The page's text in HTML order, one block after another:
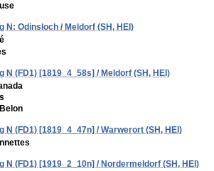
N: Odinsloch / Meldorf (SH, HEI)
N (FD1) [1819_4_58s] / Meldorf (SH, HEI)
N (FD1) [1819_4_47n] / Warwerort (SH, HEI)
N (FD1) [1919_2_10n] / Nordermeldorf (SH, HEI)